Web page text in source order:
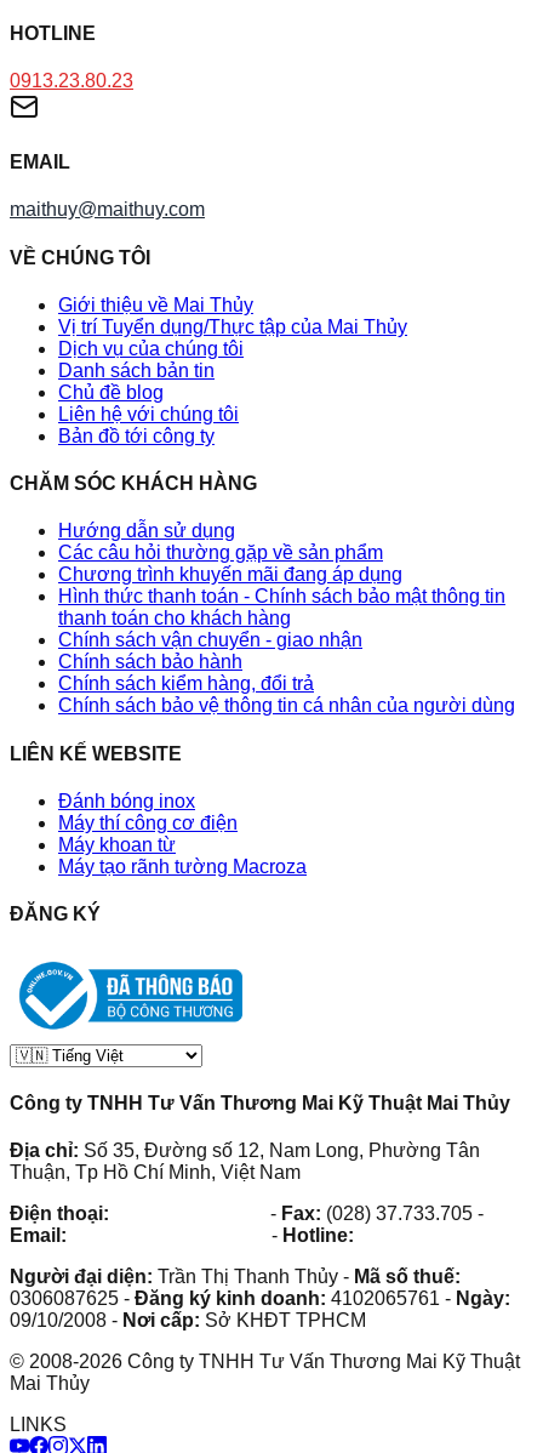
HOTLINE
0913.23.80.23
EMAIL
maithuy@maithuy.com
VỀ CHÚNG TÔI
Giới thiệu về Mai Thủy
Vị trí Tuyển dụng/Thực tập của Mai Thủy
Dịch vụ của chúng tôi
Danh sách bản tin
Chủ đề blog
Liên hệ với chúng tôi
Bản đồ tới công ty
CHĂM SÓC KHÁCH HÀNG
Hướng dẫn sử dụng
Các câu hỏi thường gặp về sản phẩm
Chương trình khuyến mãi đang áp dụng
Hình thức thanh toán - Chính sách bảo mật thông tin
thanh toán cho khách hàng
Chính sách vận chuyển - giao nhận
Chính sách bảo hành
Chính sách kiểm hàng, đổi trả
Chính sách bảo vệ thông tin cá nhân của người dùng
LIÊN KẾ WEBSITE
Đánh bóng inox
Máy thí công cơ điện
Máy khoan từ
Máy tạo rãnh tường Macroza
ĐĂNG KÝ
Công ty TNHH Tư Vấn Thương Mai Kỹ Thuật Mai Thủy
Địa chỉ: Số 35, Đường số 12, Nam Long, Phường Tân
Thuận, Tp Hồ Chí Minh, Việt Nam
Điện thoại:
- Fax: (028) 37.733.705 -
Email:
- Hotline:
Người đại diện: Trần Thị Thanh Thủy - Mã số thuế:
0306087625 - Đăng ký kinh doanh: 4102065761 - Ngày:
09/10/2008 - Nơi cấp: Sở KHĐT TPHCM
© 2008-2026 Công ty TNHH Tư Vấn Thương Mai Kỹ Thuật
Mai Thủy
LINKS